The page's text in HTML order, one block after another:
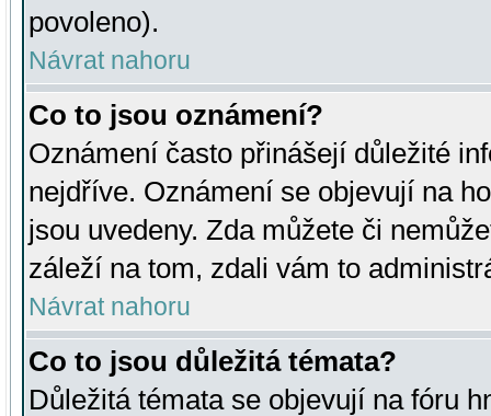
povoleno).
Návrat nahoru
Co to jsou oznámení?
Oznámení často přinášejí důležité
nejdříve. Oznámení se objevují na
jsou uvedeny. Zda můžete či
záleží na tom, zdali vám to
Návrat nahoru
Co to jsou důležitá témata?
Důležitá témata se objevují na fóru